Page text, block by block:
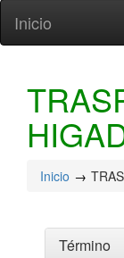
Inicio
Inicio
Término